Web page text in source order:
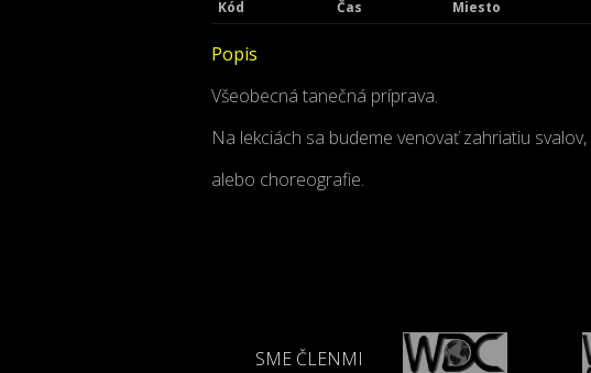
Kód Čas Miesto
Popis
Všeobecná tanečná príprava.
Na lekciách sa budeme venovať zahriatiu
alebo choreografie.
SME ČLENMI